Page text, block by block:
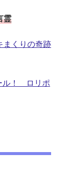
霊
まくりの奇跡
ル！ ロリポ